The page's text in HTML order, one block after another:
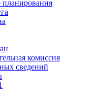
планирования
комиссия
сведений